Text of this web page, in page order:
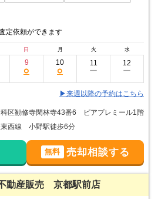
定依頼ができます
日 月 火 水
9
○
10
○
11
ー
12
ー
▶来週以降の予約はこちら
区勧修寺閑林寺43番6 ピアプレミール1階
東西線 小野駅徒歩6分
無料 売却相談する
動産販売 京都駅前店